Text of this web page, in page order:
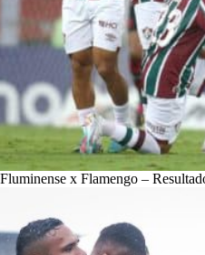
Fluminense x Flamengo –